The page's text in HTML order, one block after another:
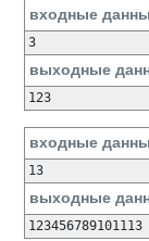
входные
3
выходные
123
входные
13
выходные
123456789101113